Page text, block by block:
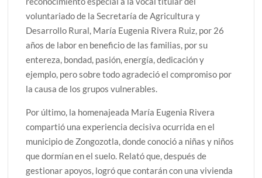
voluntariado de la Secretaría de Agricultura y
Desarrollo Rural, María Eugenia Rivera Ruiz, por 26
años de labor en beneficio de las familias, por su
entereza, bondad, pasión, energía, dedicación y
ejemplo, pero sobre todo agradeció el compromiso por
la causa de los grupos vulnerables.
Por último, la homenajeada María Eugenia Rivera
compartió una experiencia decisiva ocurrida en el
municipio de Zongozotla, donde conoció a niñas y niños
que dormían en el suelo. Relató que, después de
gestionar apoyos, logró que contarán con una vivienda